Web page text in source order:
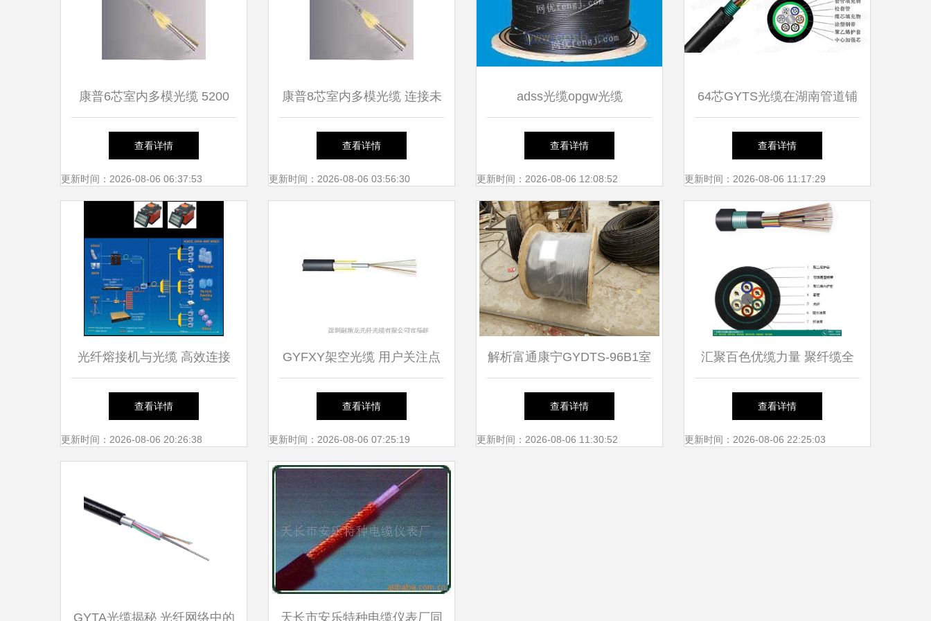
康普6芯室内多模光缆 5200
006A MRSL 详尽解析与应用
指南
查看详情
更新时间：2026-08-06 06:37:53
康普8芯室内多模光缆 连接未
来的隐形脉络
查看详情
更新时间：2026-08-06 03:56:30
adss光缆opgw光缆
查看详情
更新时间：2026-08-06 12:08:52
64芯GYTS光缆在湖南管道铺
设中的优势与价格影响因素分
析
查看详情
更新时间：2026-08-06 11:17:29
光纤熔接机与光缆 高效连接
的技术护航者
查看详情
更新时间：2026-08-06 20:26:38
GYFXY架空光缆 用户关注点
解读与市场定价概述
查看详情
更新时间：2026-08-06 07:25:19
解析富通康宁GYDTS-96B1室
外架空管道光缆的卓越性能
查看详情
更新时间：2026-08-06 11:30:52
汇聚百色优缆力量 聚纤缆全
系产品、价格与厂商一站式观
察
查看详情
更新时间：2026-08-06 22:25:03
GYTA光缆揭秘 光纤网络中的 天长市安乐特种电缆仪表厂同